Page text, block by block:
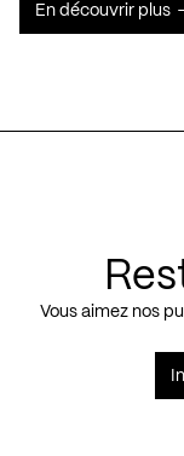
En découvrir plus
Vous aimez nos